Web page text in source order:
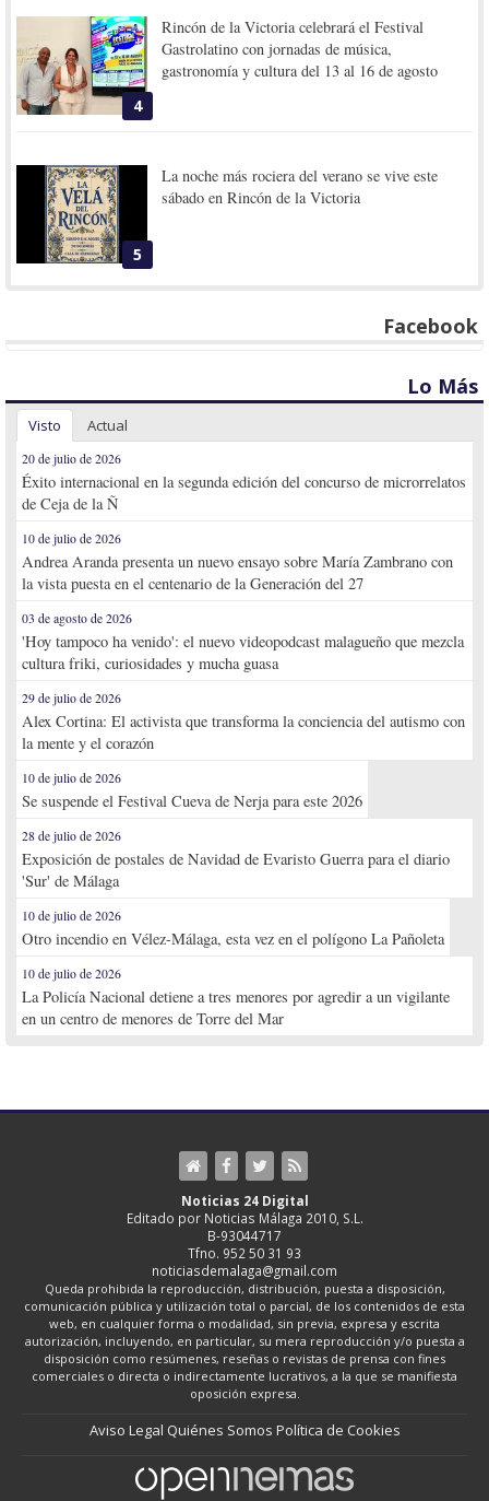
4
Rincón de la Victoria celebrará el Festival
Gastrolatino con jornadas de música,
gastronomía y cultura del 13 al 16 de agosto
5
La noche más rociera del verano se vive este
sábado en Rincón de la Victoria
Facebook
Lo Más
Visto Actual
20 de julio de 2026
Éxito internacional en la segunda edición del concurso de microrrelatos
de Ceja de la Ñ
10 de julio de 2026
Andrea Aranda presenta un nuevo ensayo sobre María Zambrano con
la vista puesta en el centenario de la Generación del 27
03 de agosto de 2026
'Hoy tampoco ha venido': el nuevo videopodcast malagueño que mezcla
cultura friki, curiosidades y mucha guasa
29 de julio de 2026
Alex Cortina: El activista que transforma la conciencia del autismo con
la mente y el corazón
10 de julio de 2026
Se suspende el Festival Cueva de Nerja para este 2026
28 de julio de 2026
Exposición de postales de Navidad de Evaristo Guerra para el diario
'Sur' de Málaga
10 de julio de 2026
Otro incendio en Vélez-Málaga, esta vez en el polígono La Pañoleta
10 de julio de 2026
La Policía Nacional detiene a tres menores por agredir a un vigilante
en un centro de menores de Torre del Mar
Noticias 24 Digital
Editado por Noticias Málaga 2010, S.L.
B-93044717
Tfno. 952 50 31 93
noticiasdemalaga@gmail.com
Queda prohibida la reproducción, distribución, puesta a disposición,
comunicación pública y utilización total o parcial, de los contenidos de esta
web, en cualquier forma o modalidad, sin previa, expresa y escrita
autorización, incluyendo, en particular, su mera reproducción y/o puesta a
disposición como resúmenes, reseñas o revistas de prensa con fines
comerciales o directa o indirectamente lucrativos, a la que se manifiesta
oposición expresa.
Aviso Legal Quiénes Somos Política de Cookies